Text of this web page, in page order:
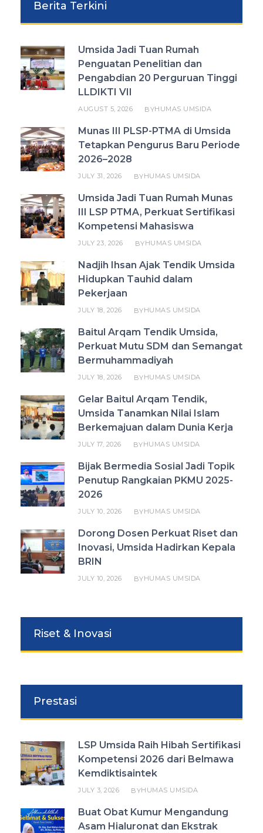
Berita Terkini
Umsida Jadi Tuan Rumah
Penguatan Penelitian dan
Pengabdian 20 Perguruan Tinggi
LLDIKTI VII
AUGUST 5, 2026 BYHUMAS UMSIDA
Munas III PLSP-PTMA di Umsida
Tetapkan Pengurus Baru Periode
2026–2028
JULY 31, 2026 BYHUMAS UMSIDA
Umsida Jadi Tuan Rumah Munas
III LSP PTMA, Perkuat Sertifikasi
Kompetensi Mahasiswa
JULY 23, 2026 BYHUMAS UMSIDA
Nadjih Ihsan Ajak Tendik Umsida
Hidupkan Tauhid dalam
Pekerjaan
JULY 18, 2026 BYHUMAS UMSIDA
Baitul Arqam Tendik Umsida,
Perkuat Mutu SDM dan Semangat
Bermuhammadiyah
JULY 18, 2026 BYHUMAS UMSIDA
Gelar Baitul Arqam Tendik,
Umsida Tanamkan Nilai Islam
Berkemajuan dalam Dunia Kerja
JULY 17, 2026 BYHUMAS UMSIDA
Bijak Bermedia Sosial Jadi Topik
Penutup Rangkaian PKMU 2025-
2026
JULY 10, 2026 BYHUMAS UMSIDA
Dorong Dosen Perkuat Riset dan
Inovasi, Umsida Hadirkan Kepala
BRIN
JULY 10, 2026 BYHUMAS UMSIDA
Riset & Inovasi
Prestasi
LSP Umsida Raih Hibah Sertifikasi
Kompetensi 2026 dari Belmawa
Kemdiktisaintek
JULY 3, 2026 BYHUMAS UMSIDA
Buat Obat Kumur Mengandung
Asam Hialuronat dan Ekstrak